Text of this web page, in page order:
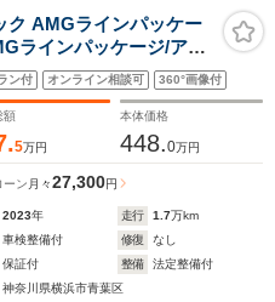
AMGラインパッケー
ラインパッケージ/アド
スライディングルーフ/
/360度カメラ/ヘッドア
運転席・助手席/アンビ
ン付 オンライン相談可 360°画像付
額
5万円
本体価格
448.0万円
ーン 月々27,300円
2023年 走行 1.7万km
車検整備付 修復
なし
保証付 整備
法定整備付
神奈川県横浜市青葉区